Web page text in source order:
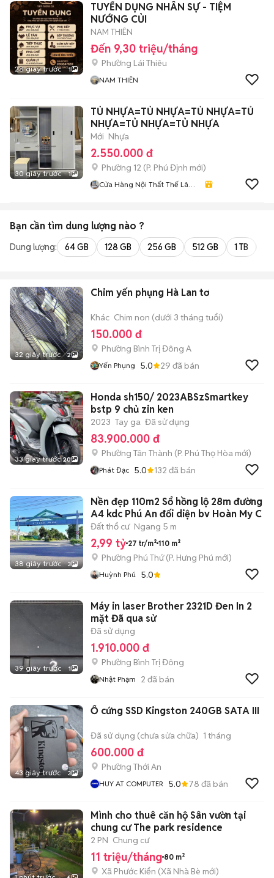
28 giây trước 1
TUYỂN DỤNG NHÂN SỰ - TIỆM
NƯỚNG CỦI
NAM THIÊN
Đến 9,30 triệu/tháng
Phường Lái Thiêu
NAM THIÊN
30 giây trước 1
TỦ NHỰA=TỦ NHỰA=TỦ NHỰA=TỦ
NHỰA=TỦ NHỰA=TỦ NHỰA
Mới Nhựa
2.550.000 đ
Phường 12 (P. Phú Định mới)
Cửa Hàng Nội Thất Thế Lâm
Bạn cần tìm dung lượng nào ?
Dung lượng: 64 GB 128 GB 256 GB 512 GB 1 TB
32 giây trước 2
Chim yến phụng Hà Lan tơ
Khác Chim non (dưới 3 tháng tuổi)
150.000 đ
Phường Bình Trị Đông A
Yến Phụng 5.0 29 đã bán
33 giây trước 20
Honda sh150/ 2023ABSzSmartkey
bstp 9 chủ zin ken
2023 Tay ga Đã sử dụng
83.900.000 đ
Phường Tân Thành (P. Phú Thọ Hòa mới)
Phát Đạc 5.0 132 đã bán
38 giây trước 3
Nền đẹp 110m2 Sổ hồng lộ 28m đường
A4 kdc Phú An đối diện bv Hoàn My C
Đất thổ cư Ngang 5 m
2,99 tỷ 27 tr/m² 110 m²
Phường Phú Thứ(P. Hưng Phú mới)
Huỳnh Phú 5.0
39 giây trước 1
Máy in laser Brother 2321D Đen In 2
mặt Đã qua sử
Đã sử dụng
1.910.000 đ
Phường Bình Trị Đông
Nhật Phạm 2 đã bán
43 giây trước 3
Ổ cứng SSD Kingston 240GB SATA III
Đã sử dụng (chưa sửa chữa) 1 tháng
600.000 đ
Phường Thới An
HUY AT COMPUTER 5.0 78 đã bán
Mình cho thuê căn hộ Sân vườn tại
chung cư The park residence
2 PN Chung cư
11 triệu/tháng 80 m²
Xã Phước Kiển (Xã Nhà Bè mới)